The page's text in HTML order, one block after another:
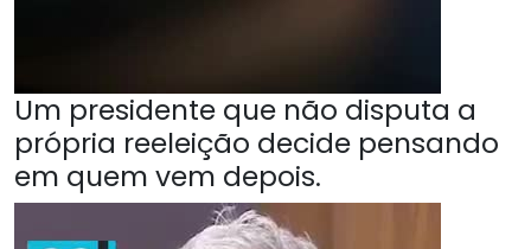
Um presidente que não disputa a
própria reeleição decide pensando
em quem vem depois.